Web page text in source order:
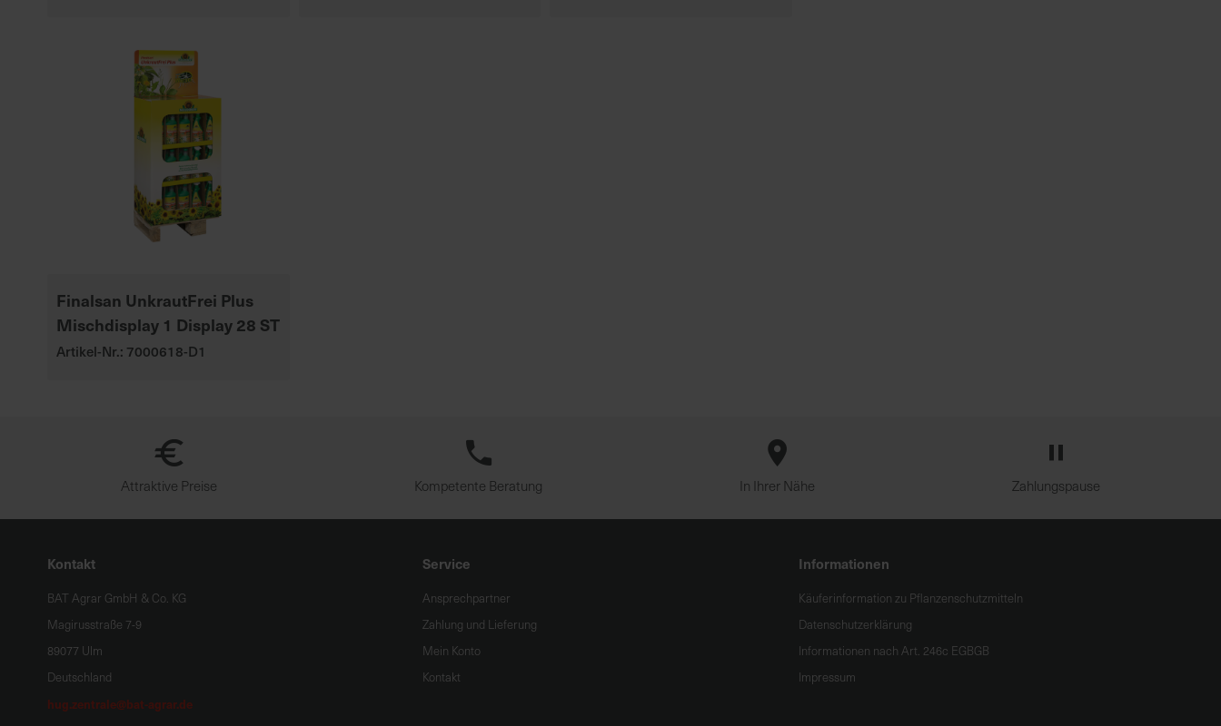
Finalsan UnkrautFrei Plus
Mischdisplay 1 Display 28 ST
Artikel-Nr.: 7000618-D1
Attraktive Preise Kompetente Beratung In Ihrer Nähe Zahlungspause
Kontakt
BAT Agrar GmbH & Co. KG
Magirusstraße 7-9
89077 Ulm
Deutschland
hug.zentrale@bat-agrar.de
Service
Ansprechpartner
Zahlung und Lieferung
Mein Konto
Kontakt
Informationen
Käuferinformation zu Pflanzenschutzmitteln
Datenschutzerklärung
Informationen nach Art. 246c EGBGB
Impressum